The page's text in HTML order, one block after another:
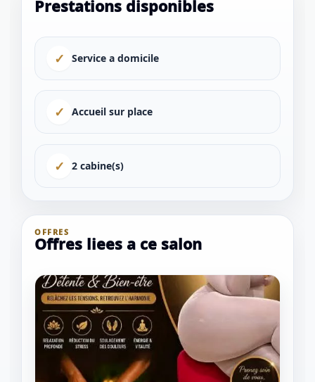
Prestations disponibles
✓ Service a domicile
✓ Accueil sur place
✓ 2 cabine(s)
OFFRES
Offres liees a ce salon